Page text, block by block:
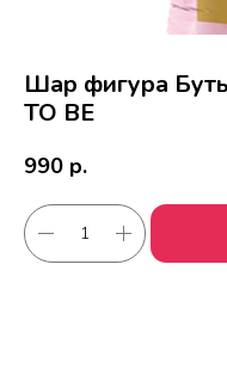
Шар фигура
TO BE
990 р.
Работаем с 2010 года